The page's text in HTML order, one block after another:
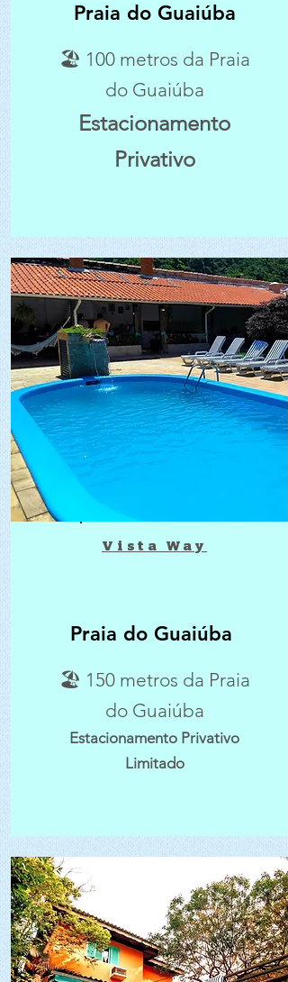
Praia do Guaiúba
🏖 100 metros da Praia
do Guaiúba
Estacionamento
Privativo
Vista Way
Praia do Guaiúba
🏖 150 metros da Praia
do Guaiúba
Estacionamento Privativo
Limitado